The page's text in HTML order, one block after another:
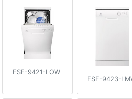
ESF-9421-LOW
ESF-9423-